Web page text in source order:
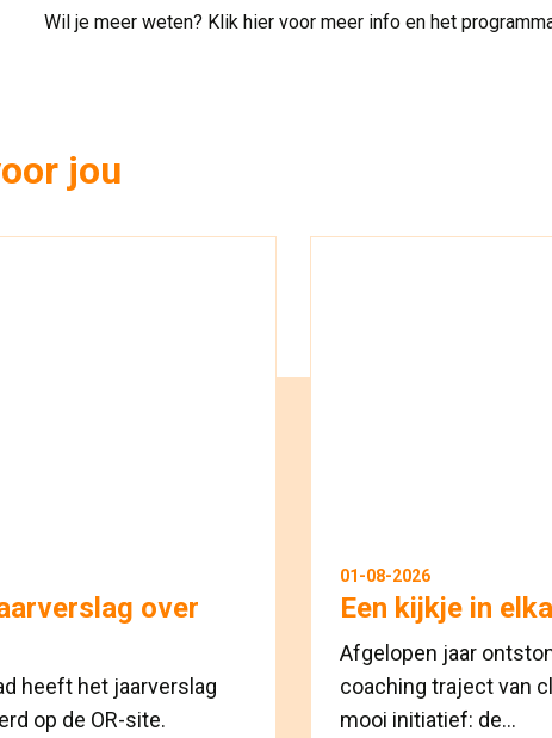
Wil je meer weten? Klik hier voor meer info en het
jou
over
heeft het jaarverslag
op de OR-site.
01-08-2026
Een kijkje in
Afgelopen jaar
coaching traject van
mooi initiatief: de...